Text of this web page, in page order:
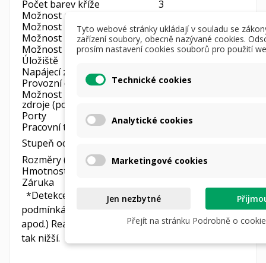
Počet barev kříže
3
Možnost nahrávání videa
Možnost pořizování fotografií ANO
Možnost úpravy kontrastu
ANO
Možnost úpravy jasu
ANO
Úložiště
Napájecí zdroj
Provozní doba baterie
až 6h
Možnost připojené externího
zdroje (powerbanky)
Porty
USB C, analogový
Pracovní teplota
-20 ° C ~ 55 ° C
Stupeň ochrany
Rozměry (D x Š x H)
187,2 x 62,5 x 59,2 mm
Hmotnost
Záruka
*Detekce je závislá mj. na meteorologických
podmínkách (sníh, déšť, mlha, okolní teplota
apod.) Reálný výkon detekce může být jak vyšší,
tak nižší.
Tyto webové stránky ukládají v souladu se
zařízení soubory, obecně nazývané cookies.
prosím nastavení cookies souborů pro použití
Technické cookies
Analytické cookies
Marketingové cookies
Jen nezbytné
Přejít na stránku Podrobně o